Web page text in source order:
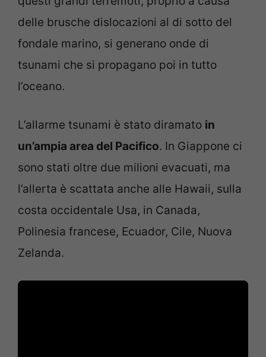
delle brusche dislocazioni al di sotto del
fondale marino, si generano onde di
tsunami che si propagano poi in tutto
l’oceano.
L’allarme tsunami è stato diramato in
un’ampia area del Pacifico. In Giappone ci
sono stati oltre due milioni evacuati, ma
l’allerta è scattata anche alle Hawaii, sulla
costa occidentale Usa, in Canada,
Polinesia francese, Ecuador, Cile, Nuova
Zelanda.